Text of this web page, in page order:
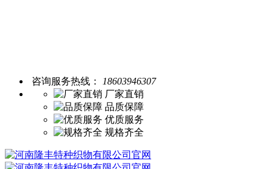
咨询服务热线：
18603946307
厂家直销
品质保障
优质服务
规格齐全